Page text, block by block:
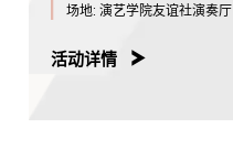
场地: 演艺学院友谊社演奏厅
活动详情